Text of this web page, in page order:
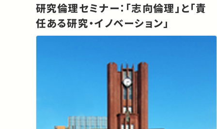
研究倫理セミナー：「志向倫理」と「責
任ある研究・イノベーション」